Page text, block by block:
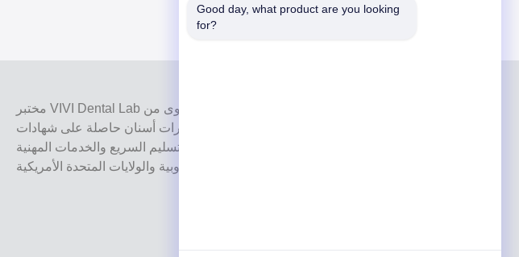
مختبر VIVI Dental Lab هو مختبر كامل الخدمات عالي المستوى من Shenzhen ، الصين.
إنها واحدة من القمة مختبرات أسنان حاصلة على شهادات CE و ISO و FDA ومجهزة
بأحدث الأجهزة. إنه لقد فاز الالتزام بالجودة العالية ووقت التسليم السريع والخدمات المهنية
Good day, what product are you looking
for?